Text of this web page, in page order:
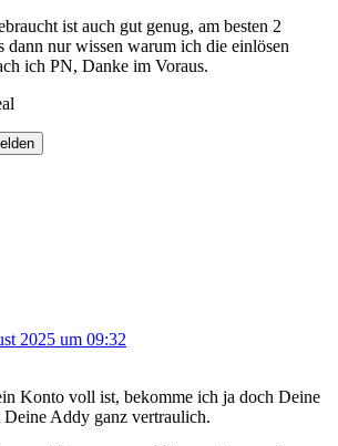
ist auch gut genug, am besten 2
dann nur wissen warum ich die einlösen
ich PN, Danke im Voraus.
2025 um 09:32
Konto voll ist, bekomme ich ja doch Deine
Addy ganz vertraulich.